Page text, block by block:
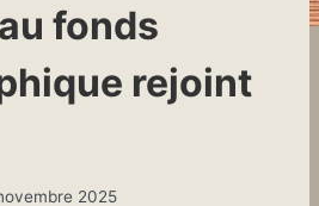
fonds
rejoint
2025